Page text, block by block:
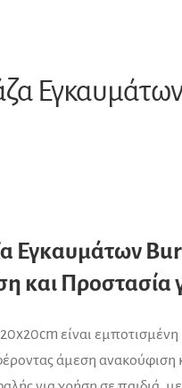
Εγκαυμάτων
και Προστασία
είναι
άμεση ανακούφιση